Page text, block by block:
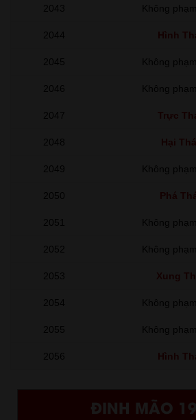
2043 Không
2044 Hình
2045 Không
2046 Không
2047 Trực
2048 Hại
2049 Không
2050 Phá
2051 Không
2052 Không
2053 Xung
2054 Không
2055 Không
2056 Hình
ĐINH MÃO